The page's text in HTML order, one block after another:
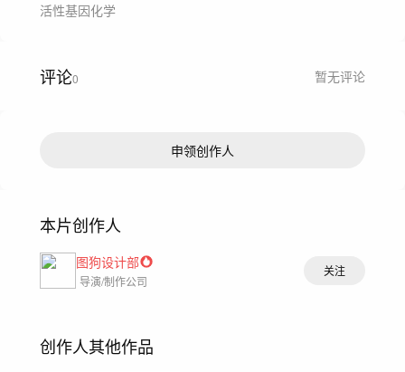
活性基因化学
评论0 暂无评论
申领创作人
本片创作人
图狗设计部
导演/制作公司
关注
创作人其他作品